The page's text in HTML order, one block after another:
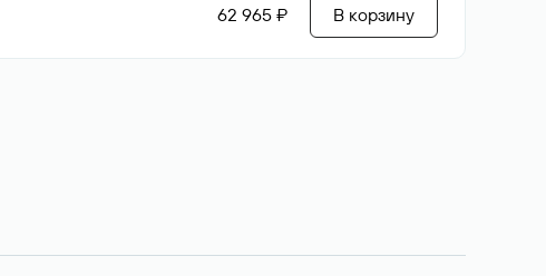
62 965 ₽ В корзину